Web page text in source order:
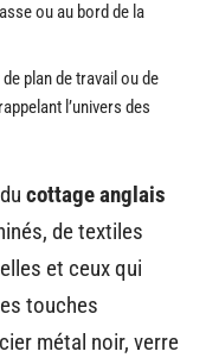
ou au bord de la
plan de travail ou de
l’univers des
cottage anglais
de textiles
et ceux qui
touches
métal noir, verre